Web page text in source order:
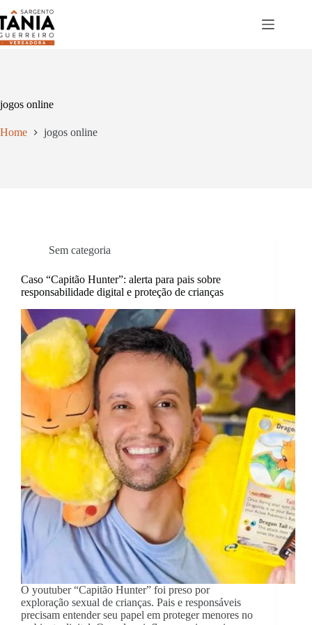
para
o
conteúdo
jogos online
Home jogos online
Sem categoria
Caso “Capitão Hunter”: alerta para pais sobre
responsabilidade digital e proteção de crianças
O youtuber “Capitão Hunter” foi preso por
exploração sexual de crianças. Pais e responsáveis
precisam entender seu papel em proteger menores no